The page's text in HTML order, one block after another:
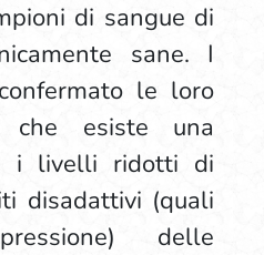
di sangue di
sane. I
le loro
che esiste una
i livelli ridotti di
disadattivi (quali
delle